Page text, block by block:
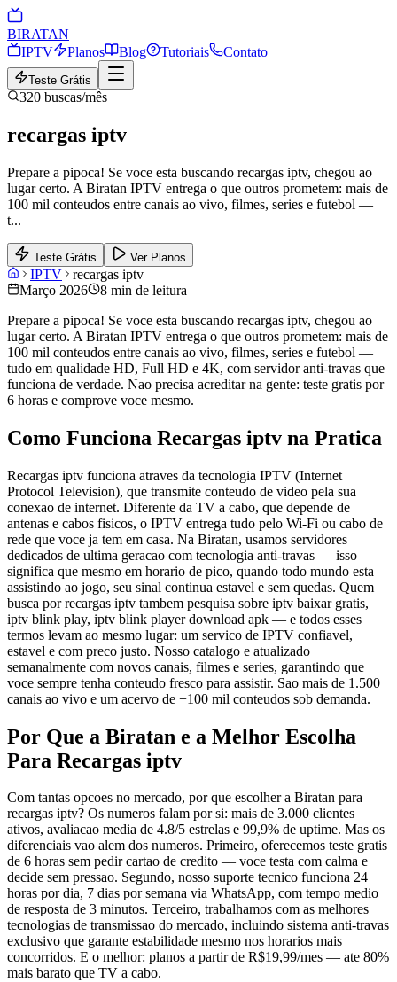
BIRATAN
IPTV
Planos Blog Tutoriais Contato
Teste Grátis
320 buscas/mês
recargas iptv
Prepare a pipoca! Se voce esta buscando recargas iptv, chegou ao
lugar certo. A Biratan IPTV entrega o que outros prometem: mais de
100 mil conteudos entre canais ao vivo, filmes, series e futebol —
t...
Teste Grátis Ver Planos
IPTV
recargas iptv
Março 2026
8 min de leitura
Prepare a pipoca! Se voce esta buscando recargas iptv, chegou ao
lugar certo. A Biratan IPTV entrega o que outros prometem: mais de
100 mil conteudos entre canais ao vivo, filmes, series e futebol —
tudo em qualidade HD, Full HD e 4K, com servidor anti-travas que
funciona de verdade. Nao precisa acreditar na gente: teste gratis por
6 horas e comprove voce mesmo.
Como Funciona Recargas iptv na Pratica
Recargas iptv funciona atraves da tecnologia IPTV (Internet
Protocol Television), que transmite conteudo de video pela sua
conexao de internet. Diferente da TV a cabo, que depende de
antenas e cabos fisicos, o IPTV entrega tudo pelo Wi-Fi ou cabo de
rede que voce ja tem em casa. Na Biratan, usamos servidores
dedicados de ultima geracao com tecnologia anti-travas — isso
significa que mesmo em horario de pico, quando todo mundo esta
assistindo ao jogo, seu sinal continua estavel e sem quedas. Quem
busca por recargas iptv tambem pesquisa sobre iptv baixar gratis,
iptv blink play, iptv blink player download apk — e todos esses
termos levam ao mesmo lugar: um servico de IPTV confiavel,
estavel e com preco justo. Nosso catalogo e atualizado
semanalmente com novos canais, filmes e series, garantindo que
voce sempre tenha conteudo fresco para assistir. Sao mais de 1.500
canais ao vivo e um acervo de +100 mil conteudos sob demanda.
Por Que a Biratan e a Melhor Escolha
Para Recargas iptv
Com tantas opcoes no mercado, por que escolher a Biratan para
recargas iptv? Os numeros falam por si: mais de 3.000 clientes
ativos, avaliacao media de 4.8/5 estrelas e 99,9% de uptime. Mas os
diferenciais vao alem dos numeros. Primeiro, oferecemos teste gratis
de 6 horas sem pedir cartao de credito — voce testa com calma e
decide sem pressao. Segundo, nosso suporte tecnico funciona 24
horas por dia, 7 dias por semana via WhatsApp, com tempo medio
de resposta de 3 minutos. Terceiro, trabalhamos com as melhores
tecnologias de transmissao do mercado, incluindo sistema anti-travas
exclusivo que garante estabilidade mesmo nos horarios mais
concorridos. E o melhor: planos a partir de R$19,99/mes — ate 80%
mais barato que TV a cabo.